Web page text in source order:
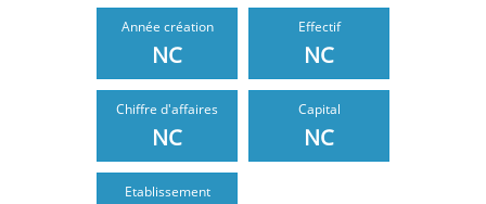
Année création
NC
Effectif
NC
Chiffre d'affaires
NC
Capital
NC
Etablissement